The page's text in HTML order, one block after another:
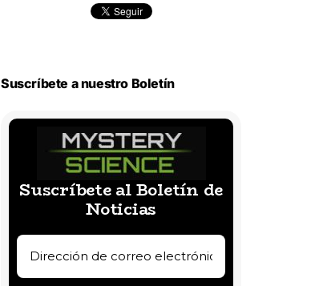
Suscríbete a nuestro Boletín
Suscríbete al Boletín de
Noticias